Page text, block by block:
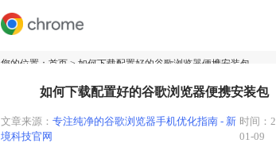
您的位置： 首页 > 如何下载配置好的谷歌浏览器便携安装包
如何下载配置好的谷歌浏览器便携安装包
文章来源： 专注纯净的谷歌浏览器手机优化指南 - 新
境科技官网
时间：
01-09